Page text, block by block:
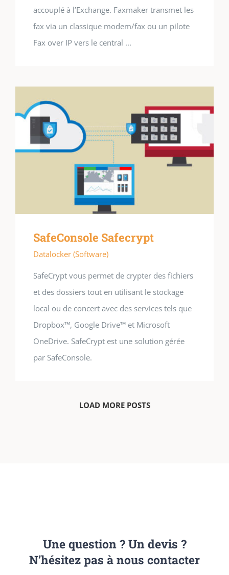
accouplé à l’Exchange. Faxmaker transmet les
fax via un classique modem/fax ou un pilote
Fax over IP vers le central ...
SafeConsole Safecrypt
Datalocker (Software)
SafeCrypt vous permet de crypter des fichiers
et des dossiers tout en utilisant le stockage
local ou de concert avec des services tels que
Dropbox™, Google Drive™ et Microsoft
OneDrive. SafeCrypt est une solution gérée
par SafeConsole.
LOAD MORE POSTS
Une question ? Un devis ?
N’hésitez pas à nous contacter